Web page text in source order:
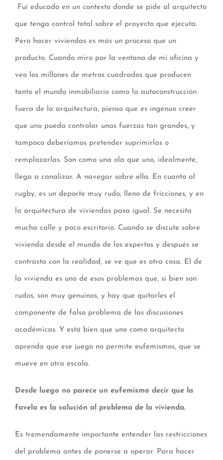
Fui educado en un contexto donde se pide al arquitecto
que tenga control total sobre el proyecto que ejecuta.
Pero hacer viviendas es más un proceso que un
producto. Cuando miro por la ventana de mi oficina y
veo los millones de metros cuadrados que producen
tanto el mundo inmobiliario como la autoconstrucción
fuera de la arquitectura, pienso que es ingenuo creer
que uno pueda controlar unas fuerzas tan grandes, y
tampoco deberíamos pretender suprimirlas o
remplazarlas. Son como una ola que uno, idealmente,
llega a canalizar. A navegar sobre ella. En cuanto al
rugby, es un deporte muy rudo, lleno de fricciones, y en
la arquitectura de viviendas pasa igual. Se necesita
mucha calle y poco escritorio. Cuando se discute sobre
vivienda desde el mundo de los expertos y después se
contrasta con la realidad, se ve que es otra cosa. El de
la vivienda es uno de esos problemas que, si bien son
rudos, son muy genuinos, y hay que quitarles el
componente de falso problema de las discusiones
académicas. Y está bien que uno como arquitecto
aprenda que ese juego no permite eufemismos, que se
mueve en otra escala.
Desde luego no parece un eufemismo decir que la
favela es la solución al problema de la vivienda.
Es tremendamente importante entender las restricciones
del problema antes de ponerse a operar. Para hacer